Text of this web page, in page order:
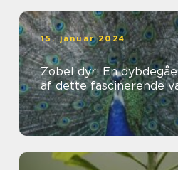
15. januar 2024
Zobel dyr: En
af dette fascinerende